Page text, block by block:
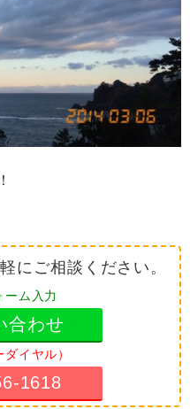
にご相談ください。
ーム入力
合わせ
イヤル）
1618